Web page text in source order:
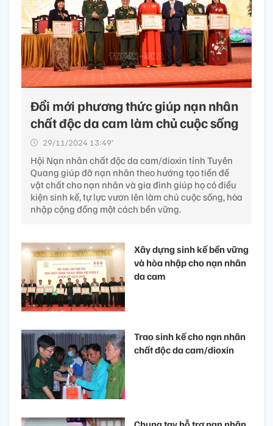
Đổi mới phương thức giúp nạn nhân
chất độc da cam làm chủ cuộc sống
29/11/2024 13:49’
Hội Nạn nhân chất độc da cam/dioxin tỉnh Tuyên
Quang giúp đỡ nạn nhân theo hướng tạo tiền đề
vật chất cho nạn nhân và gia đình giúp họ có điều
kiện sinh kế, tự lực vươn lên làm chủ cuộc sống, hòa
nhập cộng đồng một cách bền vững.
Xây dựng sinh kế bền vững
và hòa nhập cho nạn nhân
da cam
Trao sinh kế cho nạn nhân
chất độc da cam/dioxin